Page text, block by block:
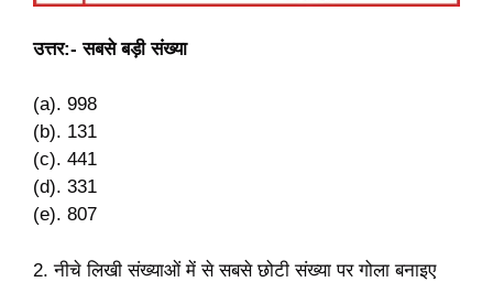
उत्तर:- सबसे बड़ी संख्या
(a). 998
(b). 131
(c). 441
(d). 331
(e). 807
2. नीचे लिखी संख्याओं में से सबसे छोटी संख्या पर गोला बनाइए